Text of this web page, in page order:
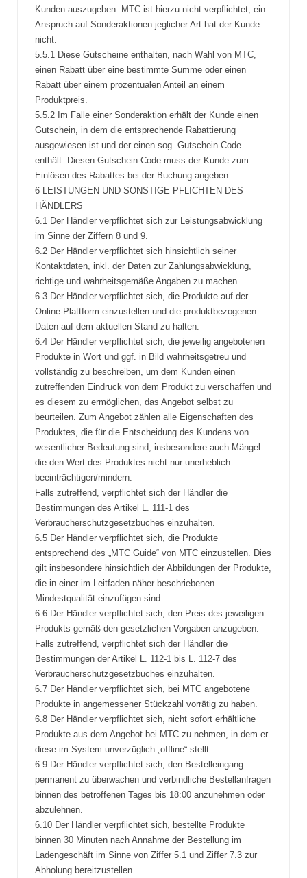
Kunden auszugeben. MTC ist hierzu nicht verpflichtet, ein
Anspruch auf Sonderaktionen jeglicher Art hat der Kunde
nicht.
5.5.1 Diese Gutscheine enthalten, nach Wahl von MTC,
einen Rabatt über eine bestimmte Summe oder einen
Rabatt über einem prozentualen Anteil an einem
Produktpreis.
5.5.2 Im Falle einer Sonderaktion erhält der Kunde einen
Gutschein, in dem die entsprechende Rabattierung
ausgewiesen ist und der einen sog. Gutschein-Code
enthält. Diesen Gutschein-Code muss der Kunde zum
Einlösen des Rabattes bei der Buchung angeben.
6 LEISTUNGEN UND SONSTIGE PFLICHTEN DES
HÄNDLERS
6.1 Der Händler verpflichtet sich zur Leistungsabwicklung
im Sinne der Ziffern 8 und 9.
6.2 Der Händler verpflichtet sich hinsichtlich seiner
Kontaktdaten, inkl. der Daten zur Zahlungsabwicklung,
richtige und wahrheitsgemäße Angaben zu machen.
6.3 Der Händler verpflichtet sich, die Produkte auf der
Online-Plattform einzustellen und die produktbezogenen
Daten auf dem aktuellen Stand zu halten.
6.4 Der Händler verpflichtet sich, die jeweilig angebotenen
Produkte in Wort und ggf. in Bild wahrheitsgetreu und
vollständig zu beschreiben, um dem Kunden einen
zutreffenden Eindruck von dem Produkt zu verschaffen und
es diesem zu ermöglichen, das Angebot selbst zu
beurteilen. Zum Angebot zählen alle Eigenschaften des
Produktes, die für die Entscheidung des Kundens von
wesentlicher Bedeutung sind, insbesondere auch Mängel
die den Wert des Produktes nicht nur unerheblich
beeinträchtigen/mindern.
Falls zutreffend, verpflichtet sich der Händler die
Bestimmungen des Artikel L. 111-1 des
Verbraucherschutzgesetzbuches einzuhalten.
6.5 Der Händler verpflichtet sich, die Produkte
entsprechend des „MTC Guide“ von MTC einzustellen. Dies
gilt insbesondere hinsichtlich der Abbildungen der Produkte,
die in einer im Leitfaden näher beschriebenen
Mindestqualität einzufügen sind.
6.6 Der Händler verpflichtet sich, den Preis des jeweiligen
Produkts gemäß den gesetzlichen Vorgaben anzugeben.
Falls zutreffend, verpflichtet sich der Händler die
Bestimmungen der Artikel L. 112-1 bis L. 112-7 des
Verbraucherschutzgesetzbuches einzuhalten.
6.7 Der Händler verpflichtet sich, bei MTC angebotene
Produkte in angemessener Stückzahl vorrätig zu haben.
6.8 Der Händler verpflichtet sich, nicht sofort erhältliche
Produkte aus dem Angebot bei MTC zu nehmen, in dem er
diese im System unverzüglich „offline“ stellt.
6.9 Der Händler verpflichtet sich, den Bestelleingang
permanent zu überwachen und verbindliche Bestellanfragen
binnen des betroffenen Tages bis 18:00 anzunehmen oder
abzulehnen.
6.10 Der Händler verpflichtet sich, bestellte Produkte
binnen 30 Minuten nach Annahme der Bestellung im
Ladengeschäft im Sinne von Ziffer 5.1 und Ziffer 7.3 zur
Abholung bereitzustellen.